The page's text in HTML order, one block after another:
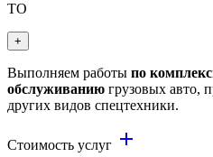
ТО
+
Выполняем работы по
обслуживанию грузовых авто,
других видов спецтехники.
Стоимость услуг add